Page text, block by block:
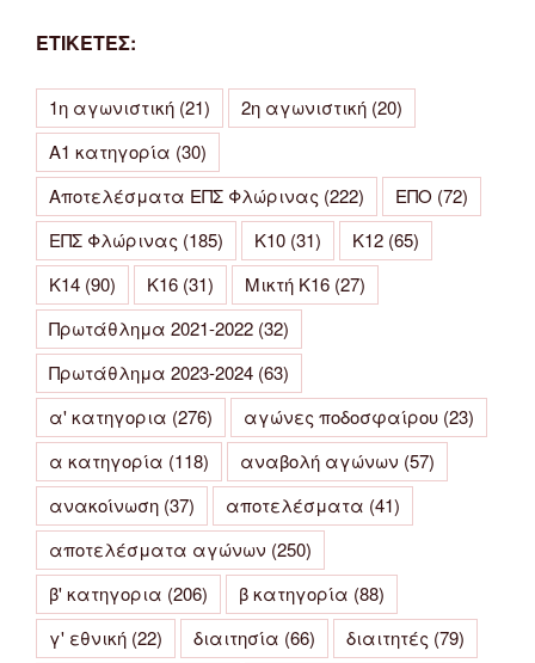
ΕΤΙΚΕΤΕΣ:
1η αγωνιστική (21) 2η αγωνιστική (20)
Α1 κατηγορία (30)
Αποτελέσματα ΕΠΣ Φλώρινας (222) ΕΠΟ (72)
ΕΠΣ Φλώρινας (185) Κ10 (31) Κ12 (65)
Κ14 (90) Κ16 (31) Μικτή Κ16 (27)
Πρωτάθλημα 2021-2022 (32)
Πρωτάθλημα 2023-2024 (63)
α' κατηγορια (276) αγώνες ποδοσφαίρου (23)
α κατηγορία (118) αναβολή αγώνων (57)
ανακοίνωση (37) αποτελέσματα (41)
αποτελέσματα αγώνων (250)
β' κατηγορια (206) β κατηγορία (88)
γ' εθνική (22) διαιτησία (66) διαιτητές (79)